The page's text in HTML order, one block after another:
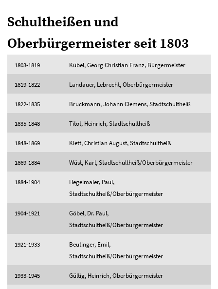
Schultheißen und
Oberbürgermeister seit 1803
1803-1819 Kübel, Georg Christian Franz, Bürgermeister
1819-1822 Landauer, Lebrecht, Oberbürgermeister
1822-1835 Bruckmann, Johann Clemens, Stadtschultheiß
1835-1848 Titot, Heinrich, Stadtschultheiß
1848-1869 Klett, Christian August, Stadtschultheiß
1869-1884 Wüst, Karl, Stadtschultheiß/Oberbürgermeister
1884-1904
Hegelmaier, Paul,
Stadtschultheiß/Oberbürgermeister
1904-1921
Göbel, Dr. Paul,
Stadtschultheiß/Oberbürgermeister
1921-1933
Beutinger, Emil,
Stadtschultheiß/Oberbürgermeister
1933-1945 Gültig, Heinrich, Oberbürgermeister